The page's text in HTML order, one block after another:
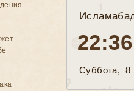
Суббота, 8